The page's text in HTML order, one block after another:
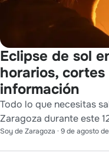
Eclipse de sol
horarios,
información
Todo lo que necesitas
Zaragoza durante este
Soy de Zaragoza · 9 de agosto